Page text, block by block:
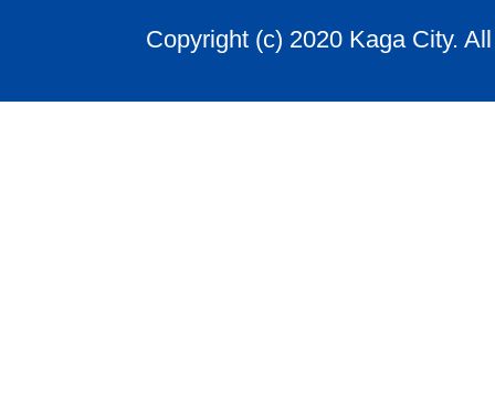
Copyright (c) 2020 Kaga City.